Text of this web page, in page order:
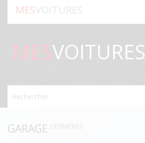
MESVOITURES
MESVOITURES
GARAGE DERNIÈRES